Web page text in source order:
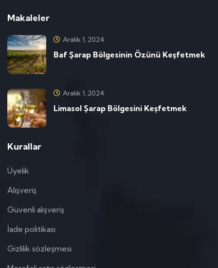
Kurallar
Üyelik
Alışveriş
Güvenli alışveriş
İade politikası
Gizlilik sözleşmesi
Makaleler
Aralık 1, 2024
Baf Şarap Bölgesinin Özünü Keşfetmek
Aralık 1, 2024
Limasol Şarap Bölgesini Keşfetmek